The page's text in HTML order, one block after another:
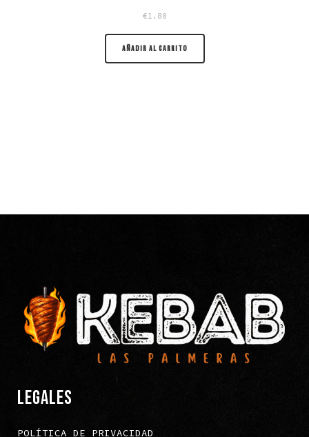
€1.80
AÑADIR AL CARRITO
LEGALES
POLÍTICA DE PRIVACIDAD